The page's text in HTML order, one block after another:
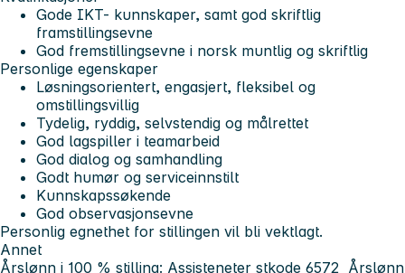
Gode IKT- kunnskaper, samt god skriftlig
framstillingsevne
God fremstillingsevne i norsk muntlig og skriftlig
Personlige egenskaper
Løsningsorientert, engasjert, fleksibel og
omstillingsvillig
Tydelig, ryddig, selvstendig og målrettet
God lagspiller i teamarbeid
God dialog og samhandling
Godt humør og serviceinnstilt
Kunnskapssøkende
God observasjonsevne
Personlig egnethet for stillingen vil bli vektlagt.
Annet
Årslønn i 100 % stilling: Assisteneter stkode 6572 Årslønn